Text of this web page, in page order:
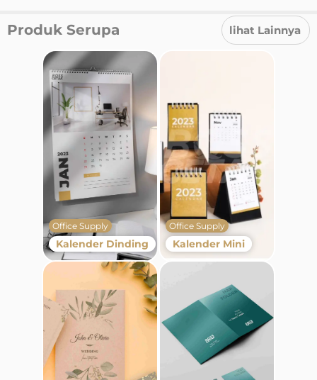
Produk Serupa lihat Lainnya
Office Supply
Kalender Dinding
Office Supply
Kalender Mini